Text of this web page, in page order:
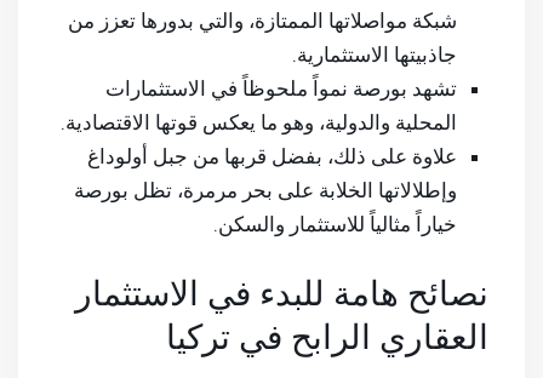
شبكة مواصلاتها الممتازة، والتي بدورها تعزز من
جاذبيتها الاستثمارية.
تشهد بورصة نمواً ملحوظاً في الاستثمارات
المحلية والدولية، وهو ما يعكس قوتها الاقتصادية.
علاوة على ذلك، بفضل قربها من جبل أولوداغ
وإطلالاتها الخلابة على بحر مرمرة، تظل بورصة
خياراً مثالياً للاستثمار والسكن.
نصائح هامة للبدء في الاستثمار
العقاري الرابح في تركيا